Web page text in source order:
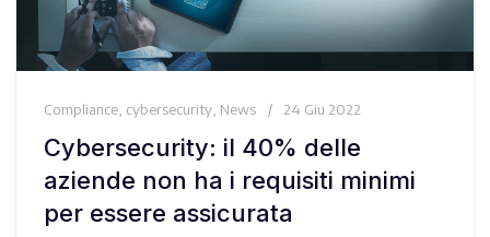
Compliance cybersecurity News 24 Giu 2022
Cybersecurity: il 40% delle
aziende non ha i requisiti minimi
per essere assicurata